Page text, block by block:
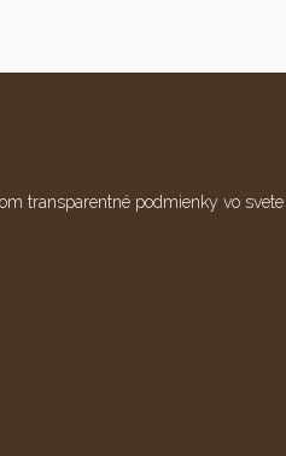
transparentné podmienky vo